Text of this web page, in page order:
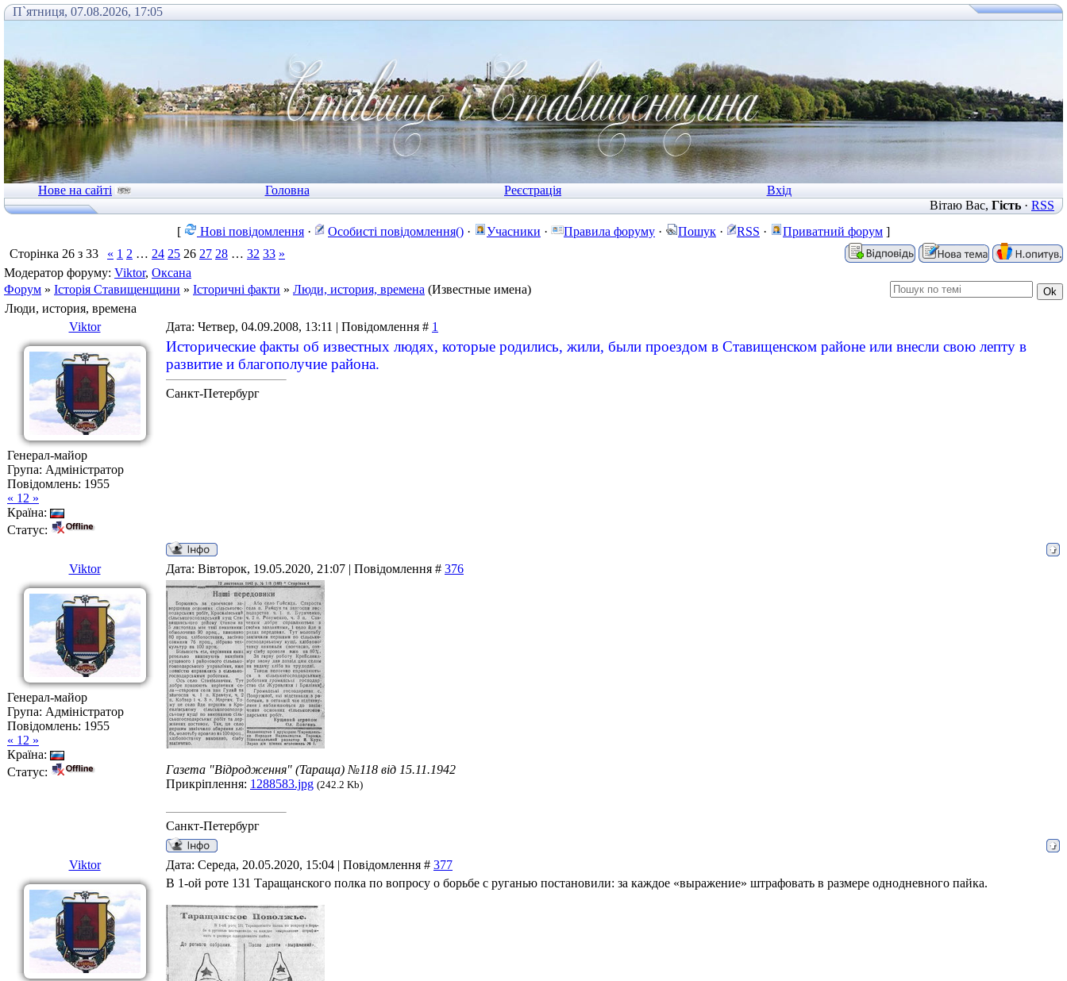
П`ятниця, 07.08.2026, 17:05
Нове на сайті Головна Реєстрація
Вхід
Вітаю Вас, Гість· RSS
[
Нові повідомлення · Особисті повідомлення() · Учасники · Правила форуму · Пошук · RSS · Приватний форум ]
Сторінка 26 з 33 « 1 2 … 24 25 26 27 28 … 32 33 »
Модератор форуму: Viktor, Оксана
Форум » Історія Ставищенщини » Історичні факти » Люди, история, времена (Известные имена)
Люди, история, времена
Viktor
Дата: Четвер, 04.09.2008, 13:11 | Повідомлення # 1
Генерал-майор
Група: Адміністратор
Повідомлень: 1955
« 12 »
Країна:
Статус:
Исторические факты об известных людях, которые родились, жили, были проездом в Ставищенском районе или внесли свою лепту в
развитие и благополучие района.
Санкт-Петербург
Viktor Дата: Вівторок, 19.05.2020, 21:07 | Повідомлення # 376
Генерал-майор
Група: Адміністратор
Повідомлень: 1955
« 12 »
Країна:
Статус:
Газета "Відродження" (Тараща) №118 від 15.11.1942
Прикріплення: 1288583.jpg (242.2 Kb)
Санкт-Петербург
Viktor Дата: Середа, 20.05.2020, 15:04 | Повідомлення # 377
В 1-ой роте 131 Таращанского полка по вопросу о борьбе с руганью постановили: за каждое «выражение» штрафовать в размере однодневного пайка.